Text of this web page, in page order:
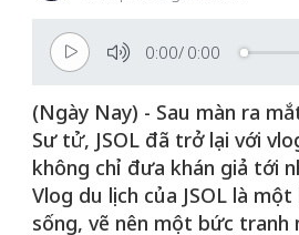
0:00/ 0:00
(Ngày Nay) - Sau màn ra
Sư tử, JSOL đã trở lại với
không chỉ đưa khán giả tới
Vlog du lịch của JSOL là
sống, vẽ nên một bức tranh